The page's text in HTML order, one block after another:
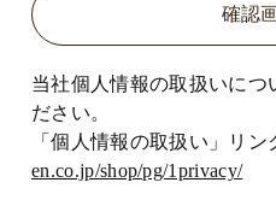
当社個人情報の取扱いにつ
ださい。
「個人情報の取扱い」リン
en.co.jp/shop/pg/1privacy/